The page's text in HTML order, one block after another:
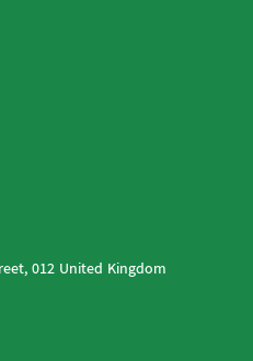
012 United Kingdom